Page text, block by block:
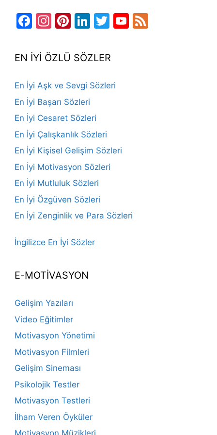
Facebook
Instagram
Pinterest
LinkedIn
TwitterYouTube
EN İYİ ÖZLÜ SÖZLER
En İyi Aşk ve Sevgi Sözleri
En İyi Başarı Sözleri
En İyi Cesaret Sözleri
En İyi Çalışkanlık Sözleri
En İyi Kişisel Gelişim Sözleri
En İyi Motivasyon Sözleri
En İyi Mutluluk Sözleri
En İyi Özgüven Sözleri
En İyi Zenginlik ve Para Sözleri
İngilizce En İyi Sözler
E-MOTİVASYON
Gelişim Yazıları
Video Eğitimler
Motivasyon Yönetimi
Motivasyon Filmleri
Gelişim Sineması
Psikolojik Testler
Motivasyon Testleri
İlham Veren Öyküler
Motivasyon Müzikleri